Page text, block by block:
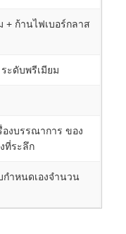
+ ก้านไฟเบอร์กลาส
ะดับพรีเมียม
องบรรณาการ ของ
ที่ระลึก
ำหนดเองจำนวน